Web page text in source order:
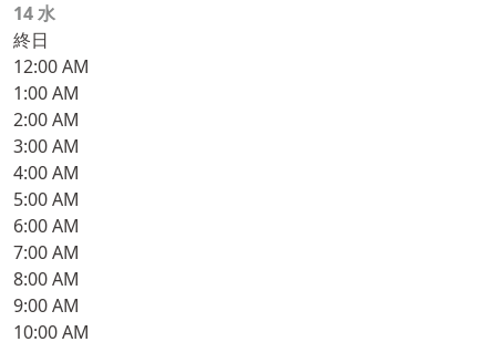
14水
終日
12:00 AM
1:00 AM
2:00 AM
3:00 AM
4:00 AM
5:00 AM
6:00 AM
7:00 AM
8:00 AM
9:00 AM
10:00 AM